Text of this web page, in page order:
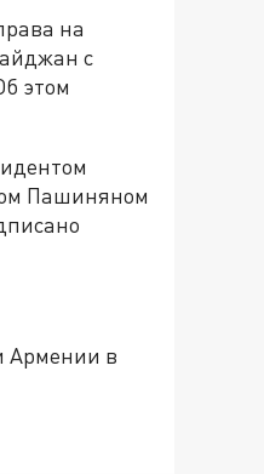
на
с
этом
Пашиняном
Армении в